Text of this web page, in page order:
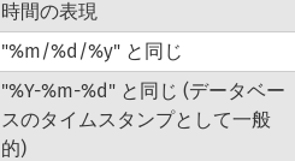
時間の表現
"%m/%d/%y" と同じ
"%Y-%m-%d" と同じ (データベー
スのタイムスタンプとして一般
的)